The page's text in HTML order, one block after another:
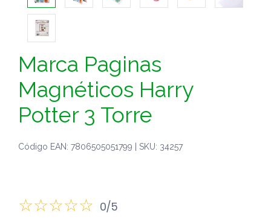
Marca Paginas
Magnéticos Harry
Potter 3 Torre
Código EAN: 7806505051799 | SKU: 34257
0/5